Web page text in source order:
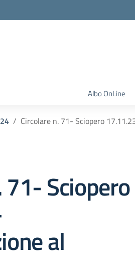
Albo OnLine
Circolare n. 71- Sciopero
71- Sciopero
al